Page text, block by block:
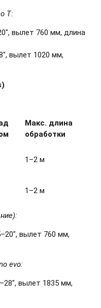
T:
вылет 760 мм, длина
вылет 1020 мм,
Макс. длина
обработки
1–2 м
1–2 м
):
вылет 760 мм,
evo:
вылет 1835 мм,